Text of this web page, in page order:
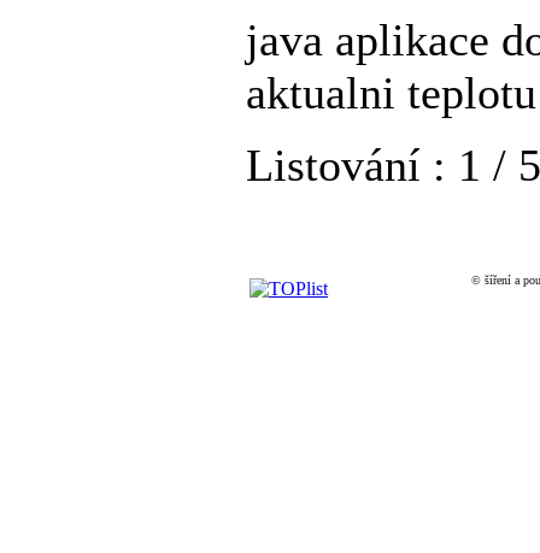
java aplikace
aktualni
Listování : 1 /
© šíření a